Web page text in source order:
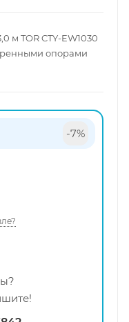
м TOR CTY-EW1030
опорами
-7%